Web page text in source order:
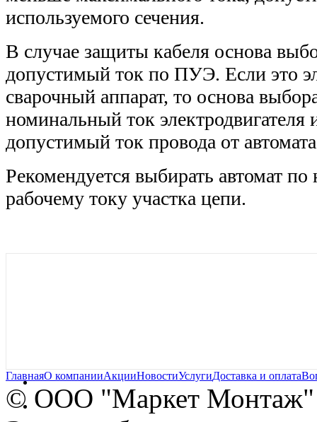
используемого сечения.
В случае защиты кабеля основа
допустимый ток по ПУЭ. Если это
сварочный аппарат, то основа
номинальный ток электродвигателя
допустимый ток провода от
Рекомендуется выбирать автомат
рабочему току участка цепи.
ГлавнаяО компанииАкцииНовостиУслугиДоставка и оплата
© OOO "Маркет Монтаж"